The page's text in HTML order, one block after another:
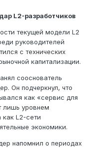
L2-разработчиков
текущей модели L2
руководителей
с технических
капитализации.
сооснователь
Он подчеркнул, что
как «сервис для
лишь уровнем
как L2-сети
экономики.
напомнил о периодах